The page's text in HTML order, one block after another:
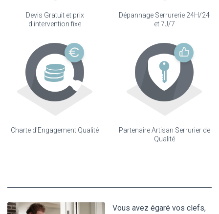
Devis Gratuit et prix
d'intervention fixe
Dépannage Serrurerie 24H/24
et 7J/7
Charte d'Engagement Qualité
Partenaire Artisan Serrurier de
Qualité
Vous avez égaré vos clefs,